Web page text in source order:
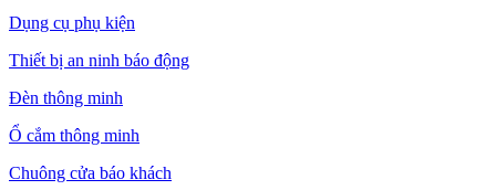
Dụng cụ phụ kiện
Thiết bị an ninh báo động
Đèn thông minh
Ổ cắm thông minh
Chuông cửa báo khách